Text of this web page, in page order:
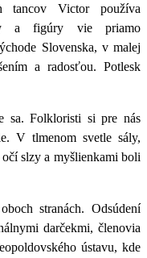
tancov Victor používa
a figúry vie priamo
Slovenska, v malej
a radosťou. Potlesk
sa. Folkloristi si pre nás
V tlmenom svetle sály,
slzy a myšlienkami boli
stranách. Odsúdení
darčekmi, členovia
ústavu, kde